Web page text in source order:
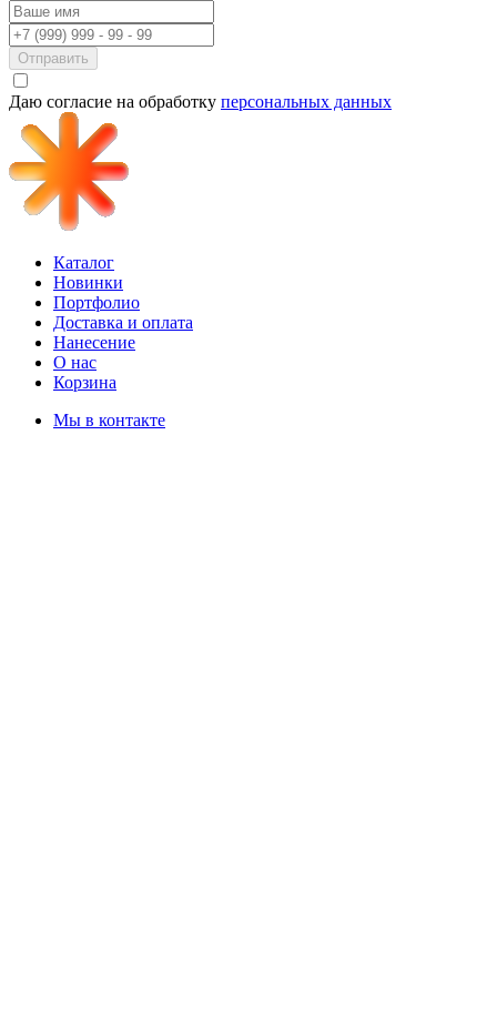
Отправить
Даю согласие на обработку персональных данных
Каталог
Новинки
Портфолио
Доставка и оплата
Нанесение
О нас
Корзина
Мы в контакте